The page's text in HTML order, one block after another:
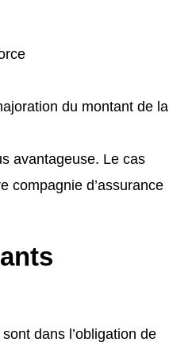
du montant de la
avantageuse. Le cas
compagnie d’assurance
dans l’obligation de